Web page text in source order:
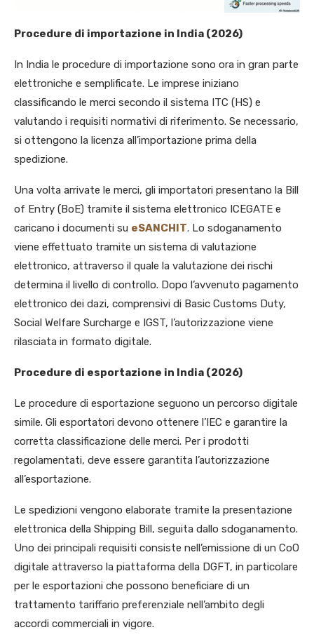
Procedure di importazione in India (2026)
In India le procedure di importazione sono ora in gran parte
elettroniche e semplificate. Le imprese iniziano
classificando le merci secondo il sistema ITC (HS) e
valutando i requisiti normativi di riferimento. Se necessario,
si ottengono la licenza all’importazione prima della
spedizione.
Una volta arrivate le merci, gli importatori presentano la Bill
of Entry (BoE) tramite il sistema elettronico ICEGATE e
caricano i documenti su eSANCHIT. Lo sdoganamento
viene effettuato tramite un sistema di valutazione
elettronico, attraverso il quale la valutazione dei rischi
determina il livello di controllo. Dopo l’avvenuto pagamento
elettronico dei dazi, comprensivi di Basic Customs Duty,
Social Welfare Surcharge e IGST, l’autorizzazione viene
rilasciata in formato digitale.
Procedure di esportazione in India (2026)
Le procedure di esportazione seguono un percorso digitale
simile. Gli esportatori devono ottenere l’IEC e garantire la
corretta classificazione delle merci. Per i prodotti
regolamentati, deve essere garantita l’autorizzazione
all’esportazione.
Le spedizioni vengono elaborate tramite la presentazione
elettronica della Shipping Bill, seguita dallo sdoganamento.
Uno dei principali requisiti consiste nell’emissione di un CoO
digitale attraverso la piattaforma della DGFT, in particolare
per le esportazioni che possono beneficiare di un
trattamento tariffario preferenziale nell’ambito degli
accordi commerciali in vigore.